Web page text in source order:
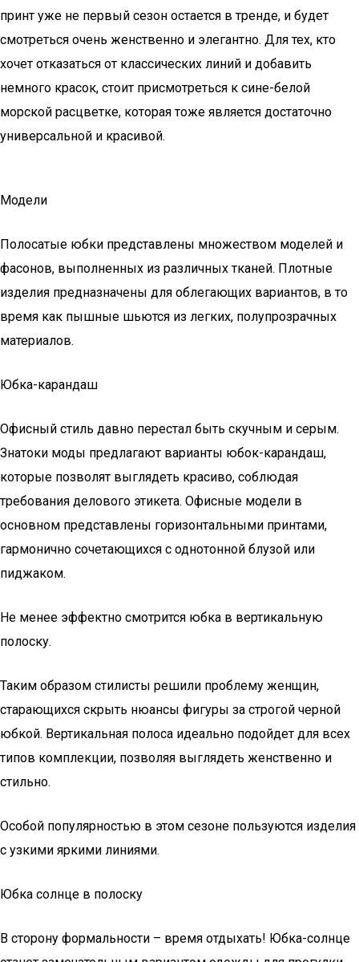
принт уже не первый сезон остается в тренде, и будет
смотреться очень женственно и элегантно. Для тех, кто
хочет отказаться от классических линий и добавить
немного красок, стоит присмотреться к сине-белой
морской расцветке, которая тоже является достаточно
универсальной и красивой.
Модели
Полосатые юбки представлены множеством моделей и
фасонов, выполненных из различных тканей. Плотные
изделия предназначены для облегающих вариантов, в то
время как пышные шьются из легких, полупрозрачных
материалов.
Юбка-карандаш
Офисный стиль давно перестал быть скучным и серым.
Знатоки моды предлагают варианты юбок-карандаш,
которые позволят выглядеть красиво, соблюдая
требования делового этикета. Офисные модели в
основном представлены горизонтальными принтами,
гармонично сочетающихся с однотонной блузой или
пиджаком.
Не менее эффектно смотрится юбка в вертикальную
полоску.
Таким образом стилисты решили проблему женщин,
старающихся скрыть нюансы фигуры за строгой черной
юбкой. Вертикальная полоса идеально подойдет для всех
типов комплекции, позволяя выглядеть женственно и
стильно.
Особой популярностью в этом сезоне пользуются изделия
с узкими яркими линиями.
Юбка солнце в полоску
В сторону формальности – время отдыхать! Юбка-солнце